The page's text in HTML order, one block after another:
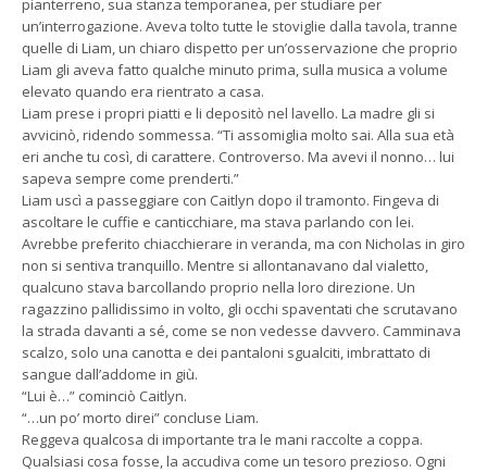
pianterreno, sua stanza temporanea, per studiare per
un’interrogazione. Aveva tolto tutte le stoviglie dalla tavola, tranne
quelle di Liam, un chiaro dispetto per un’osservazione che proprio
Liam gli aveva fatto qualche minuto prima, sulla musica a volume
elevato quando era rientrato a casa.
Liam prese i propri piatti e li depositò nel lavello. La madre gli si
avvicinò, ridendo sommessa. “Ti assomiglia molto sai. Alla sua età
eri anche tu così, di carattere. Controverso. Ma avevi il nonno… lui
sapeva sempre come prenderti.”
Liam uscì a passeggiare con Caitlyn dopo il tramonto. Fingeva di
ascoltare le cuffie e canticchiare, ma stava parlando con lei.
Avrebbe preferito chiacchierare in veranda, ma con Nicholas in giro
non si sentiva tranquillo. Mentre si allontanavano dal vialetto,
qualcuno stava barcollando proprio nella loro direzione. Un
ragazzino pallidissimo in volto, gli occhi spaventati che scrutavano
la strada davanti a sé, come se non vedesse davvero. Camminava
scalzo, solo una canotta e dei pantaloni sgualciti, imbrattato di
sangue dall’addome in giù.
“Lui è…” cominciò Caitlyn.
“…un po’ morto direi” concluse Liam.
Reggeva qualcosa di importante tra le mani raccolte a coppa.
Qualsiasi cosa fosse, la accudiva come un tesoro prezioso. Ogni